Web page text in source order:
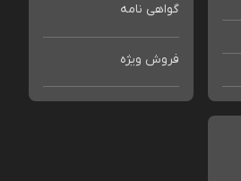
گواهی نامه
فروش ویژه